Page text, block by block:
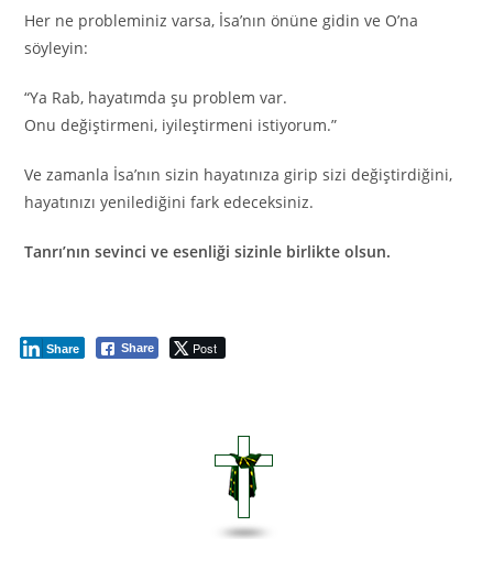
Her ne probleminiz varsa, İsa’nın önüne gidin ve O’na
söyleyin:
“Ya Rab, hayatımda şu problem var.
Onu değiştirmeni, iyileştirmeni istiyorum.”
Ve zamanla İsa’nın sizin hayatınıza girip sizi değiştirdiğini,
hayatınızı yenilediğini fark edeceksiniz.
Tanrı’nın sevinci ve esenliği sizinle birlikte olsun.
Share Post
Share